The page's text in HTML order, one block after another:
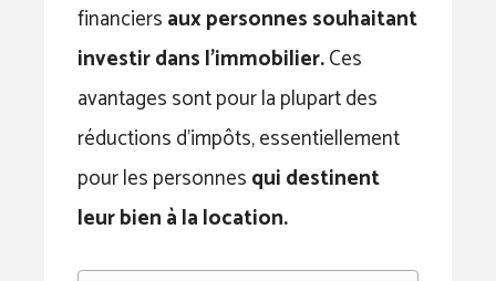
financiersaux personnes souhaitant
investir dans l’immobilier.Ces
avantages sont pour la plupart des
réductions d’impôts, essentiellement
pour les personnesqui destinent
leur bien à la location.